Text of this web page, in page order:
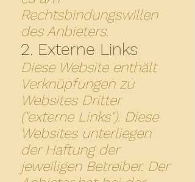
Rechtsbindungswillen
des Anbieters.
2. Externe Links
Diese Website enthält
Verknüpfungen zu
Websites Dritter
("externe Links"). Diese
Websites unterliegen
der Haftung der
jeweiligen Betreiber. Der